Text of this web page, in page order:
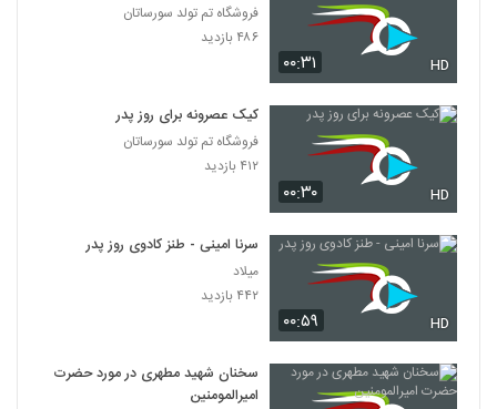
۰۰:۳۱ HD
فروشگاه تم تولد سورساتان
۴۸۶ بازدید
۰۰:۳۰ HD
کیک عصرونه برای روز پدر
فروشگاه تم تولد سورساتان
۴۱۲ بازدید
۰۰:۵۹ HD
سرنا امینی - طنز کادوی روز پدر
میلاد
۴۴۲ بازدید
سخنان شهید مطهری در مورد حضرت
امیرالمومنین